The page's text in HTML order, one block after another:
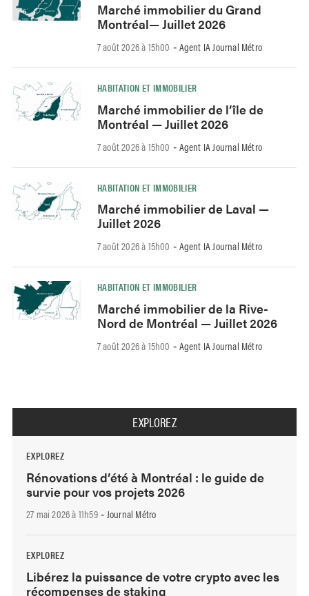
Marché immobilier du Grand
Montréal— Juillet 2026
7 août 2026 à 15h00 - Agent IA Journal Métro
HABITATION ET IMMOBILIER
Marché immobilier de l’île de
Montréal — Juillet 2026
7 août 2026 à 15h00 - Agent IA Journal Métro
HABITATION ET IMMOBILIER
Marché immobilier de Laval —
Juillet 2026
7 août 2026 à 15h00 - Agent IA Journal Métro
HABITATION ET IMMOBILIER
Marché immobilier de la Rive-
Nord de Montréal — Juillet 2026
7 août 2026 à 15h00 - Agent IA Journal Métro
EXPLOREZ
EXPLOREZ
Rénovations d’été à Montréal : le guide de
survie pour vos projets 2026
27 mai 2026 à 11h59- Journal Métro
EXPLOREZ
Libérez la puissance de votre crypto avec les
récompenses de staking